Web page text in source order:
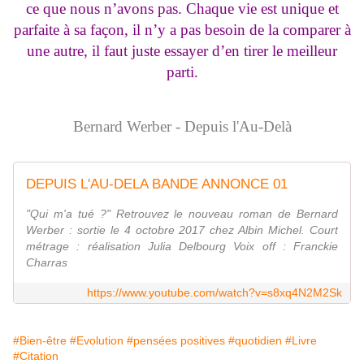
ce que nous n’avons pas. Chaque vie est unique et
parfaite à sa façon, il n’y a pas besoin de la comparer à
une autre, il faut juste essayer d’en tirer le meilleur
parti.
Bernard Werber - Depuis l'Au-Delà
DEPUIS L'AU-DELA BANDE ANNONCE 01
"Qui m'a tué ?" Retrouvez le nouveau roman de Bernard
Werber : sortie le 4 octobre 2017 chez Albin Michel. Court
métrage : réalisation Julia Delbourg Voix off : Franckie
Charras
https://www.youtube.com/watch?v=s8xq4N2M2Sk
#Bien-être #Evolution #pensées positives #quotidien #Livre
#Citation